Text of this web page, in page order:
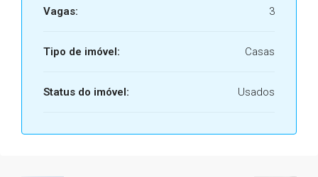
Vagas: 3
Tipo de imóvel: Casas
Status do imóvel: Usados